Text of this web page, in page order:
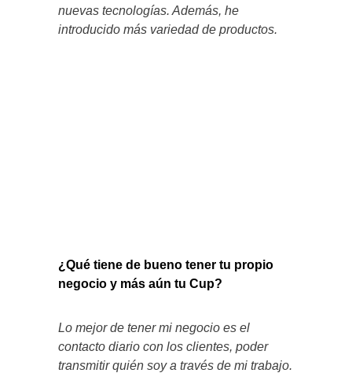
nuevas tecnologías. Además, he
introducido más variedad de productos.
¿Qué tiene de bueno tener tu propio
negocio y más aún tu Cup?
Lo mejor de tener mi negocio es el
contacto diario con los clientes, poder
transmitir quién soy a través de mi trabajo.